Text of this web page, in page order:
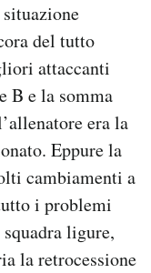
del tutto
attaccanti
B e la somma
era la
Eppure la
cambiamenti a
i problemi
ligure,
la retrocessione